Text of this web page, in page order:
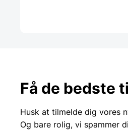
Få de bedste
Husk at tilmelde dig vores
Og bare rolig, vi spammer